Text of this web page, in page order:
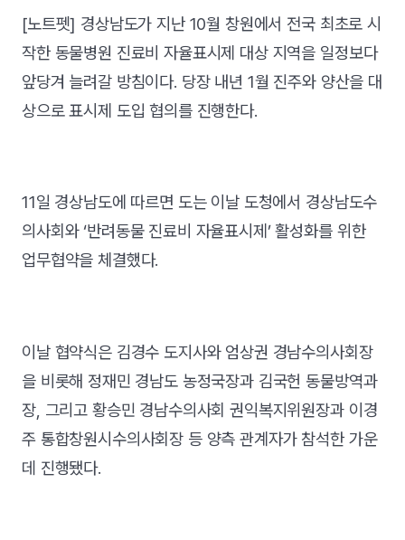
[노트펫] 경상남도가 지난 10월 창원에서 전국 최초로 시
작한 동물병원 진료비 자율표시제 대상 지역을 일정보다
앞당겨 늘려갈 방침이다. 당장 내년 1월 진주와 양산을 대
상으로 표시제 도입 협의를 진행한다.
11일 경상남도에 따르면 도는 이날 도청에서 경상남도수
의사회와 ‘반려동물 진료비 자율표시제’ 활성화를 위한
업무협약을 체결했다.
이날 협약식은 김경수 도지사와 엄상권 경남수의사회장
을 비롯해 정재민 경남도 농정국장과 김국헌 동물방역과
장, 그리고 황승민 경남수의사회 권익복지위원장과 이경
주 통합창원시수의사회장 등 양측 관계자가 참석한 가운
데 진행됐다.